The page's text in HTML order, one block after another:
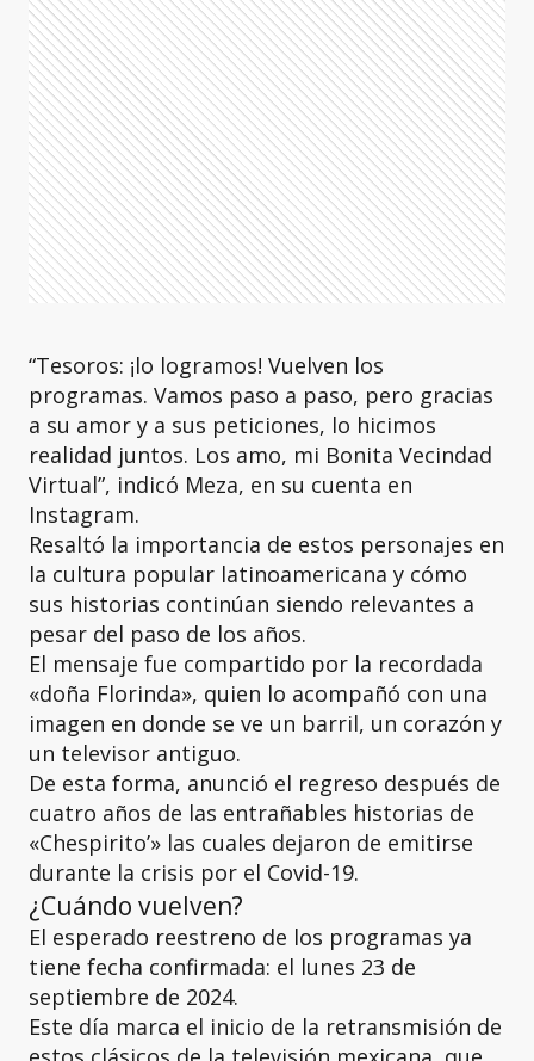
“Tesoros: ¡lo logramos! Vuelven los
programas. Vamos paso a paso, pero gracias
a su amor y a sus peticiones, lo hicimos
realidad juntos. Los amo, mi Bonita Vecindad
Virtual”, indicó Meza, en su cuenta en
Instagram.
Resaltó la importancia de estos personajes en
la cultura popular latinoamericana y cómo
sus historias continúan siendo relevantes a
pesar del paso de los años.
El mensaje fue compartido por la recordada
«doña Florinda», quien lo acompañó con una
imagen en donde se ve un barril, un corazón y
un televisor antiguo.
De esta forma, anunció el regreso después de
cuatro años de las entrañables historias de
«Chespirito’» las cuales dejaron de emitirse
durante la crisis por el Covid-19.
¿Cuándo vuelven?
El esperado reestreno de los programas ya
tiene fecha confirmada: el lunes 23 de
septiembre de 2024.
Este día marca el inicio de la retransmisión de